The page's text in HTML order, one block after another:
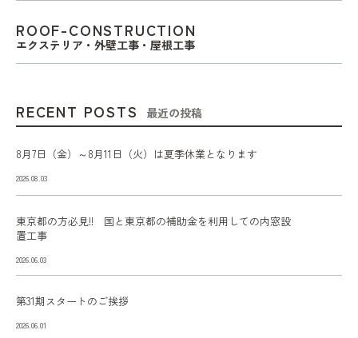
ROOF-CONSTRUCTION
エクステリア・外壁工事・屋根工事
RECENT POSTS 最近の投稿
8月7日（金）～8月11日（火）は夏季休業となります
2026.08.03
東京都の方必見!! 国と東京都の補助金を利用しての内窓設
置工事
2026.06.03
第31期スタートのご挨拶
2026.06.01